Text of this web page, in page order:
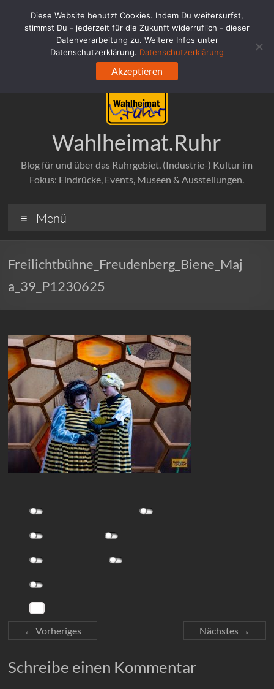
springen
Wahlheimat.Ruhr
Blog für und über das Ruhrgebiet. (Industrie-) Kultur im
Fokus: Eindrücke, Events, Museen & Ausstellungen.
Menü
Freilichtbühne_Freudenberg_Biene_Maj
a_39_P1230625
← Vorheriges Nächstes →
Schreibe einen Kommentar
Diese Website benutzt Cookies. Indem Du weitersurfst,
stimmst Du - jederzeit für die Zukunft widerruflich - dieser
Datenverarbeitung zu. Weitere Infos unter
Datenschutzerklärung. Datenschutzerklärung
Akzeptieren